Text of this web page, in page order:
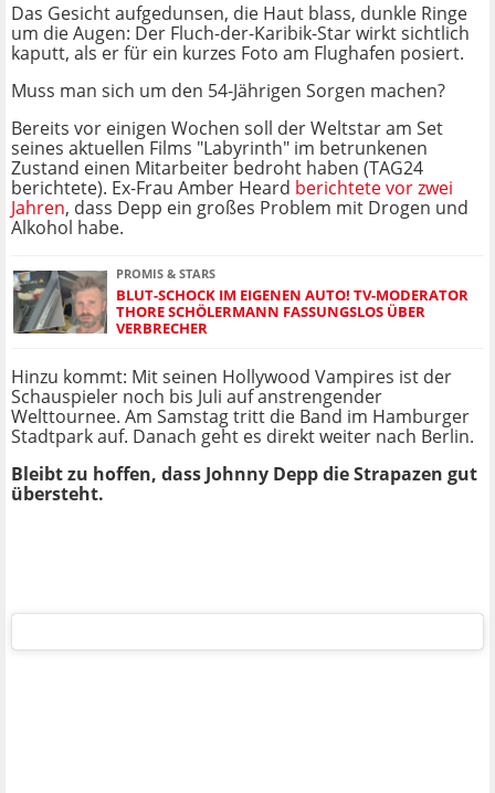
Das Gesicht aufgedunsen, die Haut blass, dunkle Ringe
um die Augen: Der Fluch-der-Karibik-Star wirkt sichtlich
kaputt, als er für ein kurzes Foto am Flughafen posiert.
Muss man sich um den 54-Jährigen Sorgen machen?
Bereits vor einigen Wochen soll der Weltstar am Set
seines aktuellen Films "Labyrinth" im betrunkenen
Zustand einen Mitarbeiter bedroht haben (TAG24
berichtete). Ex-Frau Amber Heard berichtete vor zwei
Jahren, dass Depp ein großes Problem mit Drogen und
Alkohol habe.
PROMIS & STARS
BLUT-SCHOCK IM EIGENEN AUTO! TV-MODERATOR
THORE SCHÖLERMANN FASSUNGSLOS ÜBER
VERBRECHER
Hinzu kommt: Mit seinen Hollywood Vampires ist der
Schauspieler noch bis Juli auf anstrengender
Welttournee. Am Samstag tritt die Band im Hamburger
Stadtpark auf. Danach geht es direkt weiter nach Berlin.
Bleibt zu hoffen, dass Johnny Depp die Strapazen gut
übersteht.